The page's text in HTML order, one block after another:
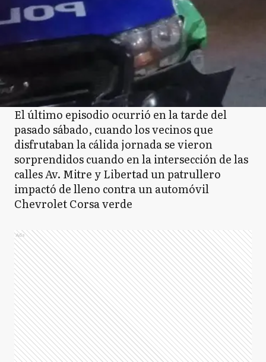
El último episodio ocurrió en la tarde del
pasado sábado, cuando los vecinos que
disfrutaban la cálida jornada se vieron
sorprendidos cuando en la intersección de las
calles Av. Mitre y Libertad un patrullero
impactó de lleno contra un automóvil
Chevrolet Corsa verde
Ads